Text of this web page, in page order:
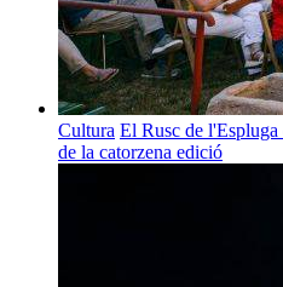
Cultura El Rusc de
de la catorzena edició